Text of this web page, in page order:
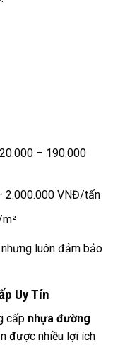
– 190.000
2.000.000 VNĐ/tấn
luôn đảm bảo
Uy Tín
cấp nhựa đường
được nhiều lợi ích